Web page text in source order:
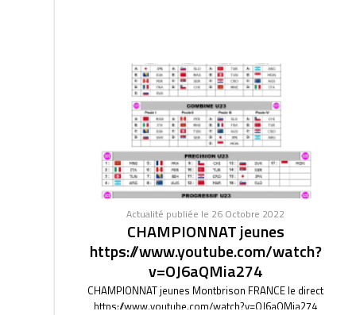
Actualité publiée le 26 Octobre 2022
CHAMPIONNAT jeunes
https://www.youtube.com/watch?
v=OJ6aQMia274
CHAMPIONNAT jeunes Montbrison FRANCE le direct
https://www.youtube.com/watch?v=OJ6aQMia274